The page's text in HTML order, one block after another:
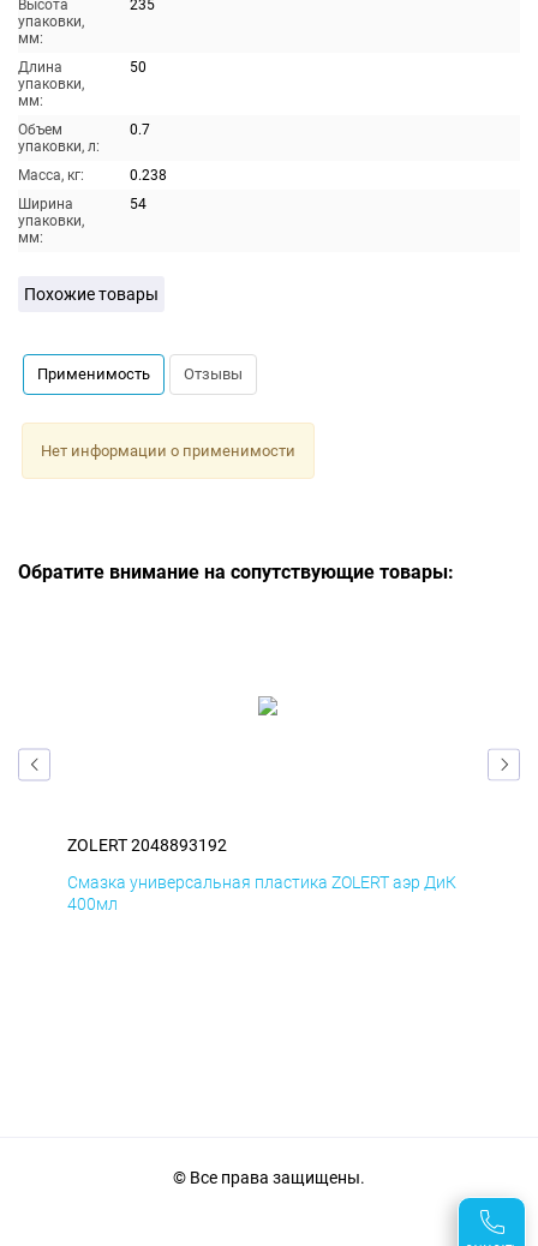
Высота
упаковки,
мм:
235
Длина
упаковки,
мм:
50
Объем
упаковки, л:
0.7
Масса, кг:
0.238
Ширина
упаковки,
мм:
54
Похожие товары
Применимость Отзывы
Нет информации о применимости
Обратите внимание на сопутствующие товары:
ZOLERT 2048893192
Смазка универсальная пластика ZOLERT аэр ДиК
400мл
© Все права защищены.